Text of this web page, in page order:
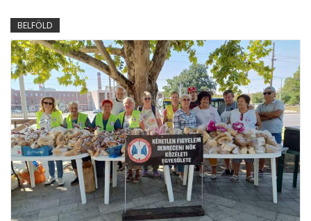
BELFÖLD